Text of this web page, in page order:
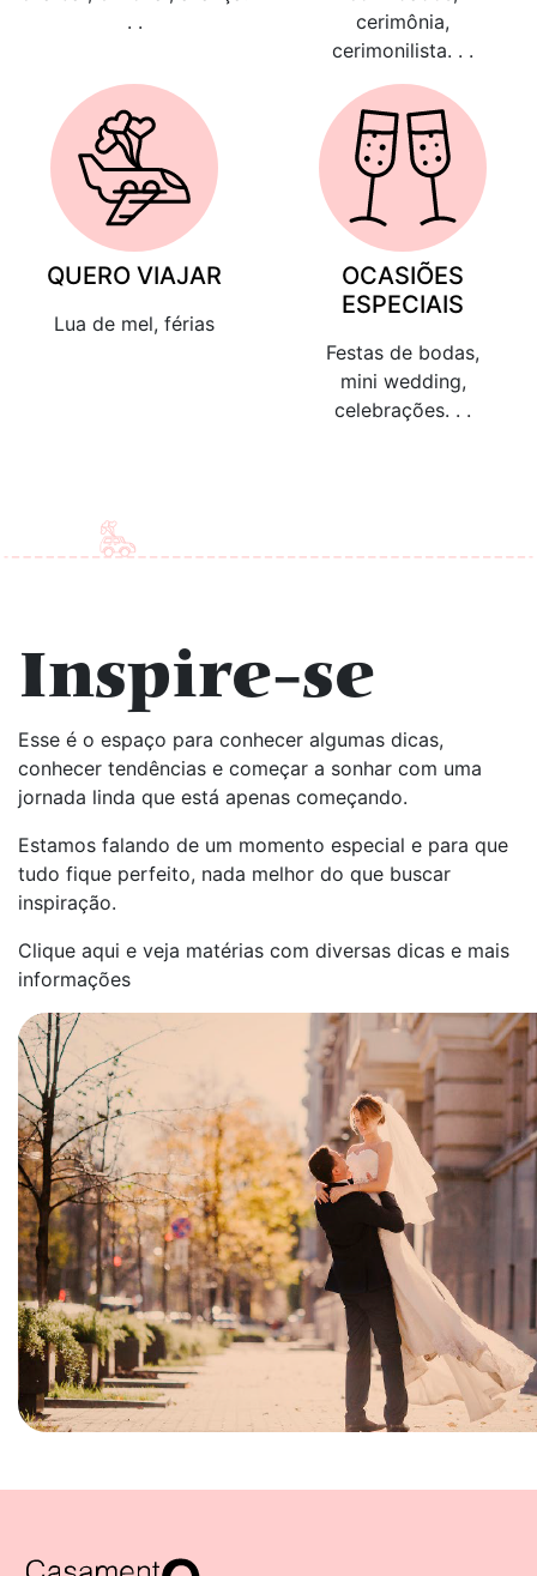
. .
cerimônia,
cerimonilista. . .
QUERO VIAJAR
Lua de mel, férias
OCASIÕES
ESPECIAIS
Festas de bodas,
mini wedding,
celebrações. . .
Inspire-se
Esse é o espaço para conhecer algumas dicas,
conhecer tendências e começar a sonhar com uma
jornada linda que está apenas começando.
Estamos falando de um momento especial e para que
tudo fique perfeito, nada melhor do que buscar
inspiração.
Clique aqui e veja matérias com diversas dicas e mais
informações